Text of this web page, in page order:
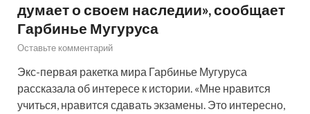
думает о своем наследии», сообщает
Гарбинье Мугуруса
Оставьте комментарий
Экс-первая ракетка мира Гарбинье Мугуруса
рассказала об интересе к истории. «Мне нравится
учиться, нравится сдавать экзамены. Это интересно,